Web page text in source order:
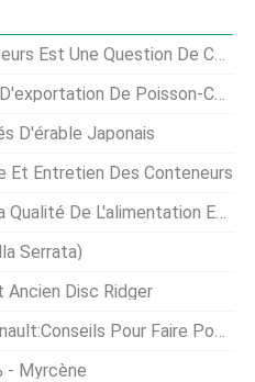
Est Une Question De CFM
De Poisson-Chat Séché Et Fumé
D'érable Japonais
Et Entretien Des Conteneurs
Et De L'eau À Servir Aux Ruminants
Serrata)
Disc Ridger
Faire Pousser Des Quinaults À La Maison
- Myrcène